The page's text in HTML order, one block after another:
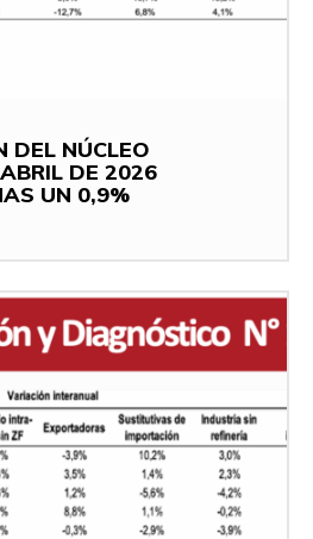
DEL NÚCLEO
DE 2026
UN 0,9%